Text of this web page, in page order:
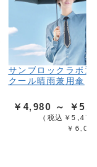
サンブロックラボ遮
クール晴雨兼用傘
￥4,980 ～ ￥
（税込￥
￥